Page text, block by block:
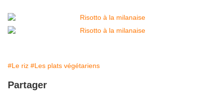
#Le riz #Les plats végétariens
Partager